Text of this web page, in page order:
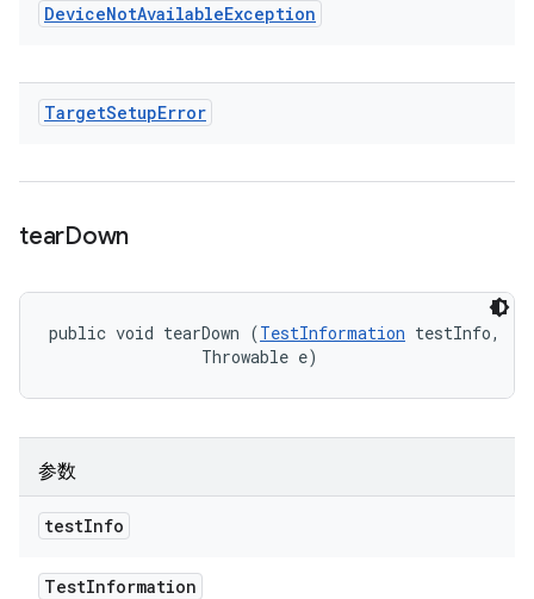
DeviceNotAvailableException
TargetSetupError
tearDown
public void tearDown (TestInformation testInfo,
                Throwable e)
参数
testInfo
TestInformation